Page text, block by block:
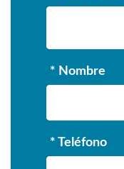
* Nombre
* Teléfono